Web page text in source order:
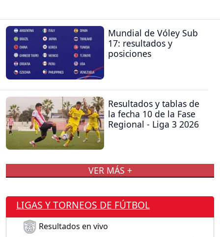
Mundial de Vóley Sub
17: resultados y
posiciones
Resultados y tablas de
la fecha 10 de la Fase
Regional - Liga 3 2026
VER MÁS +
LIGAS Y TORNEOS DE FÚTBOL
Resultados en vivo